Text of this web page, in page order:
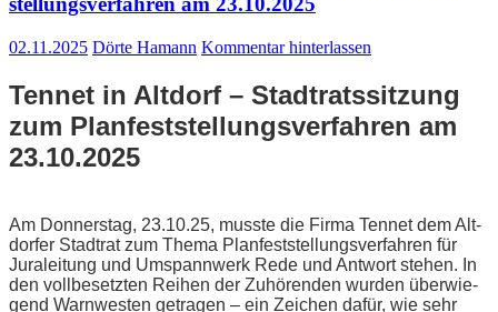
02.11.2025 Dörte Hamann Kommentar hinterlassen
Ten­net in Alt­dorf – Stadt­rats­sit­zung
zum Plan­fest­stel­lungs­ver­fah­ren am
23.10.2025
Am Don­ners­tag, 23.10.25, muss­te die Fir­ma Ten­net dem Alt­
dor­fer Stadt­rat zum The­ma Plan­fest­stel­lungs­ver­fah­ren für
Jura­lei­tung und Umspann­werk Rede und Ant­wort ste­hen. In
den voll­be­setz­ten Rei­hen der Zuhö­ren­den wur­den über­wie­
gend Warn­wes­ten getra­gen – ein Zei­chen dafür, wie sehr